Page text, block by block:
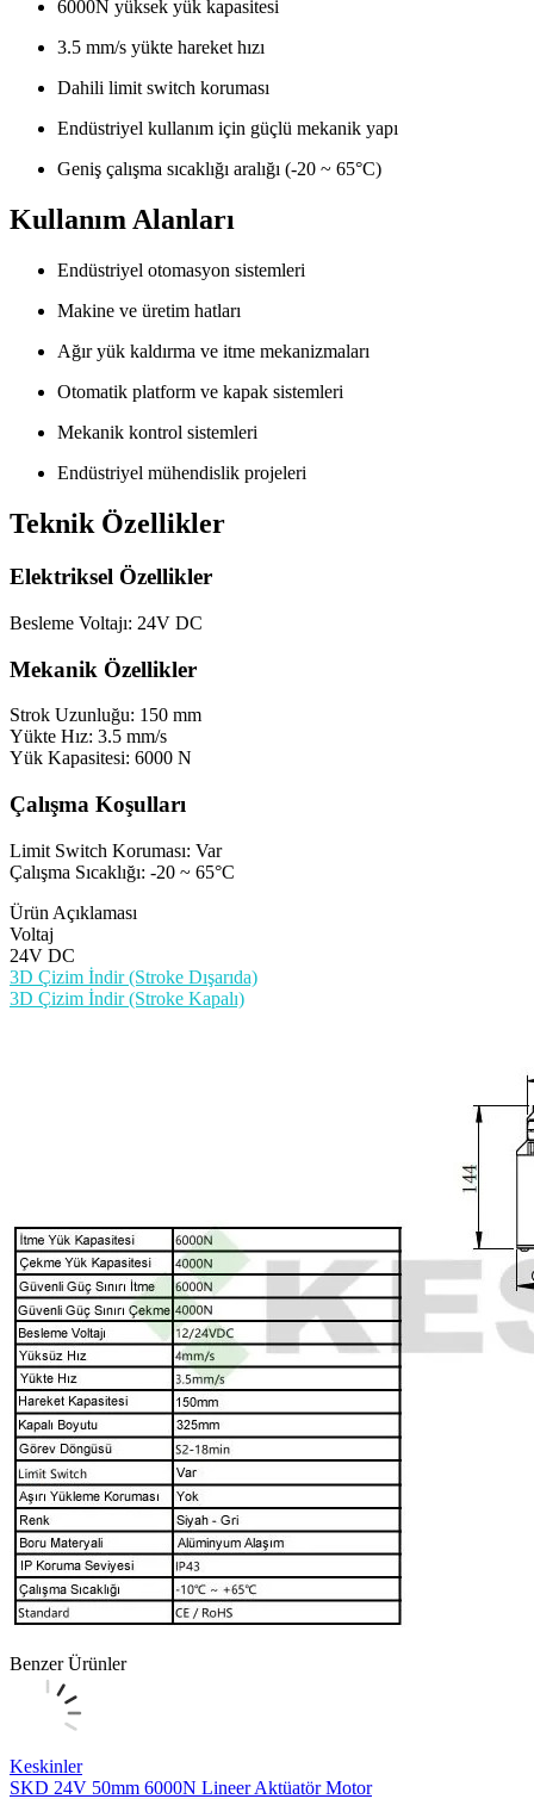
6000N yüksek yük kapasitesi
3.5 mm/s yükte hareket hızı
Dahili limit switch koruması
Endüstriyel kullanım için güçlü mekanik yapı
Geniş çalışma sıcaklığı aralığı (-20 ~ 65°C)
Kullanım Alanları
Endüstriyel otomasyon sistemleri
Makine ve üretim hatları
Ağır yük kaldırma ve itme mekanizmaları
Otomatik platform ve kapak sistemleri
Mekanik kontrol sistemleri
Endüstriyel mühendislik projeleri
Teknik Özellikler
Elektriksel Özellikler
Besleme Voltajı: 24V DC
Mekanik Özellikler
Strok Uzunluğu: 150 mm
Yükte Hız: 3.5 mm/s
Yük Kapasitesi: 6000 N
Çalışma Koşulları
Limit Switch Koruması: Var
Çalışma Sıcaklığı: -20 ~ 65°C
Ürün Açıklaması
Voltaj
24V DC
3D Çizim İndir (Stroke Dışarıda)
3D Çizim İndir (Stroke Kapalı)
Benzer Ürünler
Keskinler
SKD 24V 50mm 6000N Lineer Aktüatör Motor